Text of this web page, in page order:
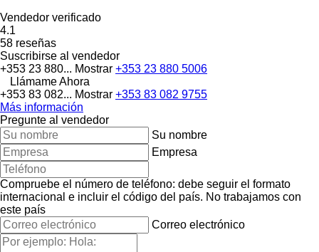
Vendedor verificado
4.1
58 reseñas
Suscribirse al vendedor
+353 23 880... Mostrar +353 23 880 5006
Llámame Ahora
+353 83 082... Mostrar +353 83 082 9755
Más información
Pregunte al vendedor
Su nombre
Empresa
Compruebe el número de teléfono: debe seguir el formato
internacional e incluir el código del país. No trabajamos con
este país
Correo electrónico